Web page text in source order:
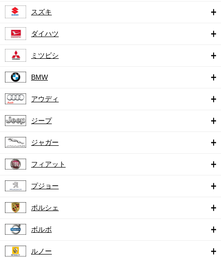
スズキ
ダイハツ
ミツビシ
BMW
アウディ
ジープ
ジャガー
フィアット
プジョー
ポルシェ
ボルボ
ルノー